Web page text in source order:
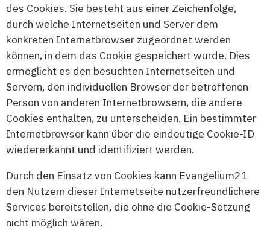
des Cookies. Sie besteht aus einer Zeichenfolge,
durch welche Internetseiten und Server dem
konkreten Internetbrowser zugeordnet werden
können, in dem das Cookie gespeichert wurde. Dies
ermöglicht es den besuchten Internetseiten und
Servern, den individuellen Browser der betroffenen
Person von anderen Internetbrowsern, die andere
Cookies enthalten, zu unterscheiden. Ein bestimmter
Internetbrowser kann über die eindeutige Cookie-ID
wiedererkannt und identifiziert werden.
Durch den Einsatz von Cookies kann Evangelium21
den Nutzern dieser Internetseite nutzerfreundlichere
Services bereitstellen, die ohne die Cookie-Setzung
nicht möglich wären.